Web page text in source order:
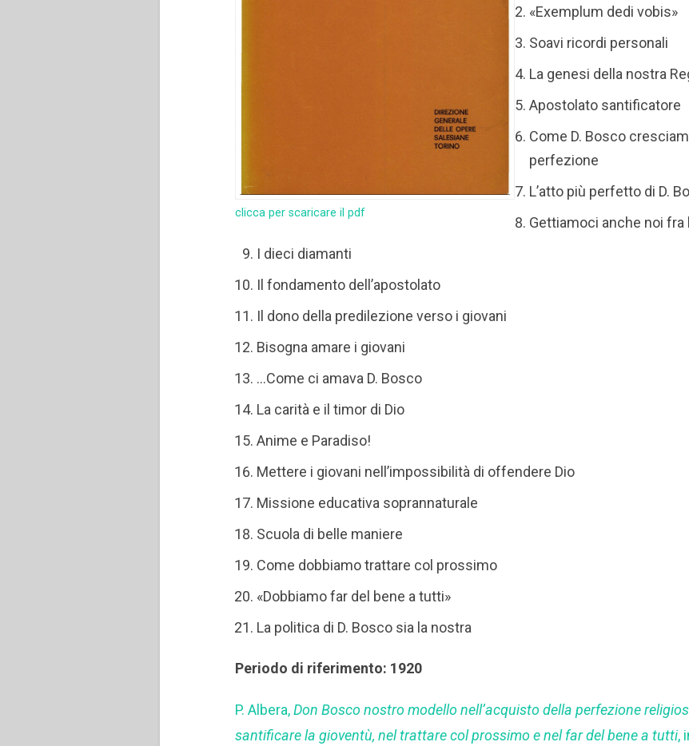
clicca per scaricare il pdf
«Exemplum dedi vobis»
Soavi ricordi personali
La genesi della nostra
Apostolato santificatore
Come D. Bosco
perfezione
L’atto più perfetto di D.
Gettiamoci anche noi fra
I dieci diamanti
Il fondamento dell’apostolato
Il dono della predilezione verso i giovani
Bisogna amare i giovani
…Come ci amava D. Bosco
La carità e il timor di Dio
Anime e Paradiso!
Mettere i giovani nell’impossibilità di offendere Dio
Missione educativa soprannaturale
Scuola di belle maniere
Come dobbiamo trattare col prossimo
«Dobbiamo far del bene a tutti»
La politica di D. Bosco sia la nostra
Periodo di riferimento: 1920
P. Albera,Don Bosco nostro modello nell’acquisto della perfezione
santificare la gioventù, nel trattare col prossimo e nel far del bene a tutti,